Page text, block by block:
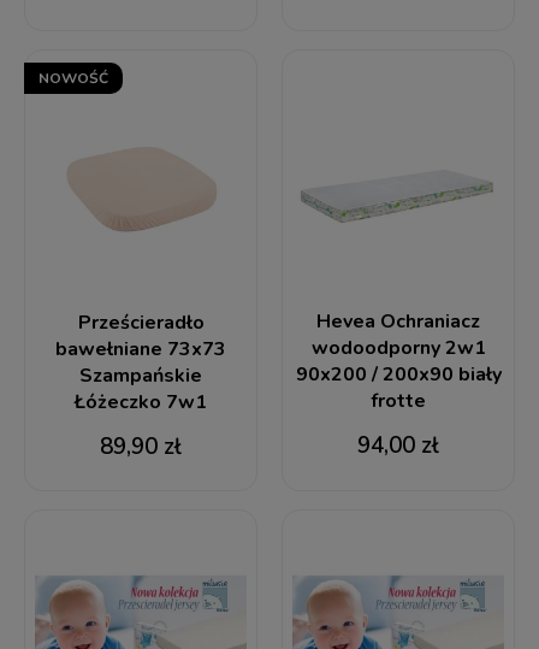
Prześcieradło
bawełniane 73x73
Szampańskie
Łóżeczko 7w1
89,90 zł
NOWOŚĆ
Hevea Ochraniacz
wodoodporny 2w1
90x200 / 200x90 biały
frotte
94,00 zł